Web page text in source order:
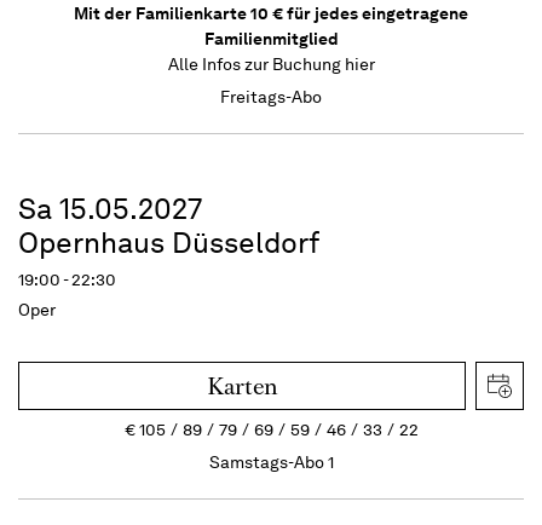
Mit der Familienkarte 10 € für jedes eingetragene
Familienmitglied
Alle Infos zur Buchung hier
Freitags-Abo
Sa 15.05.2027
Opernhaus Düsseldorf
19:00 - 22:30
Oper
Karten
€105 89 79 69 59 46 33
22
Samstags-Abo 1